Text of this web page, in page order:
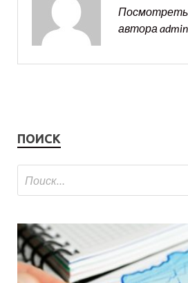
Посмотреть
автора
ПОИСК